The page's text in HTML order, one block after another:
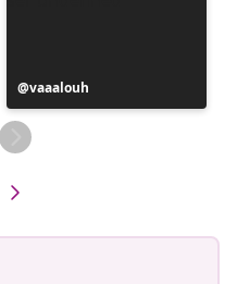
Publicación
realizada
por
vaaalouh